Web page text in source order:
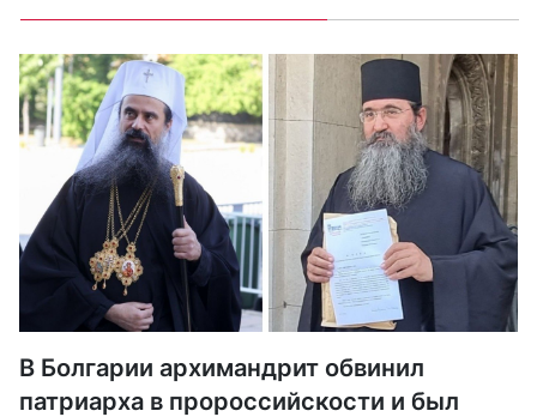
В Болгарии архимандрит обвинил
патриарха в пророссийскости и был